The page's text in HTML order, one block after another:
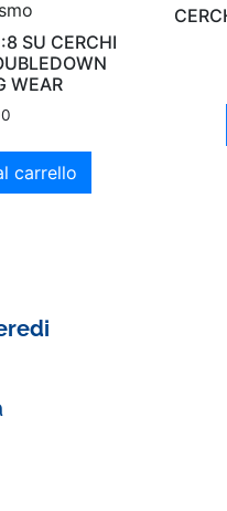
SU CERCHI
WEAR
carrello